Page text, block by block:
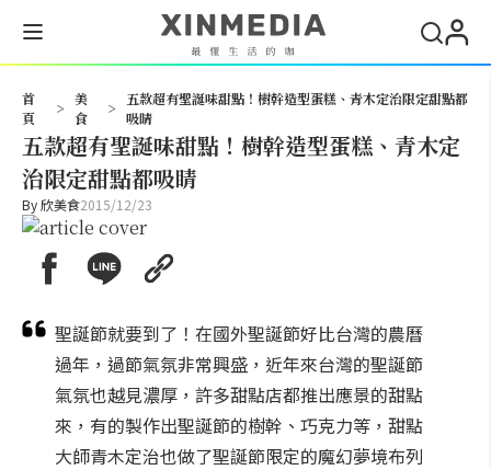
首
頁
>
美
食
>
五款超有聖誕味甜點！樹幹造型蛋糕、青木定治限定甜點都
吸睛
五款超有聖誕味甜點！樹幹造型蛋糕、青木定
治限定甜點都吸睛
By欣美食2015/12/23
聖誕節就要到了！在國外聖誕節好比台灣的農曆
過年，過節氣氛非常興盛，近年來台灣的聖誕節
氣氛也越見濃厚，許多甜點店都推出應景的甜點
來，有的製作出聖誕節的樹幹、巧克力等，甜點
大師青木定治也做了聖誕節限定的魔幻夢境布列